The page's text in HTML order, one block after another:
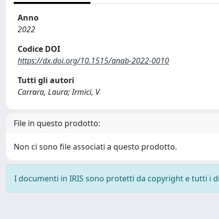
Anno
2022
Codice DOI
https://dx.doi.org/10.1515/anab-2022-0010
Tutti gli autori
Carrara, Laura; Irmici, V
File in questo prodotto:
Non ci sono file associati a questo prodotto.
I documenti in IRIS sono protetti da copyright e tutti i